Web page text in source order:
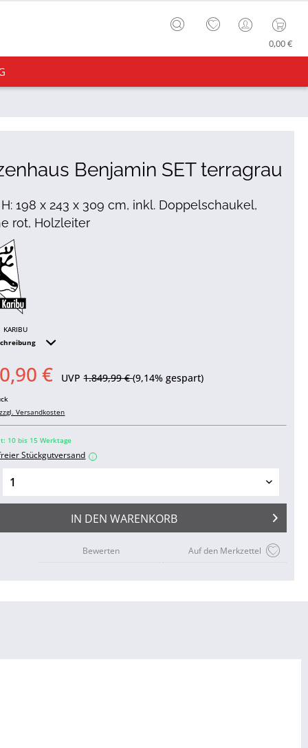
0,00 €
Benjamin SET terragrau
H: 198 x 243 x 309 cm, inkl. Doppelschaukel,
rot, Holzleiter
KARIBU
€ UVP1.849,99 €(9,14% gespart)
zzgl. Versandkosten
10 bis 15 Werktage
Stückgutversand i
IN DEN WARENKORB
Auf den Merkzettel
Bewerten